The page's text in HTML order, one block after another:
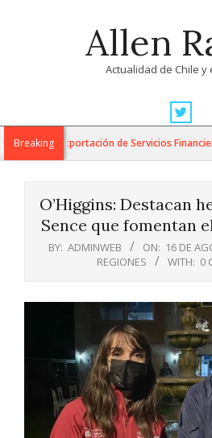
Allen
Actualidad de Chile y
Navigation
MenuBreaking
para la Exportación de Servicios
O’Higgins: Destacan
Sence que fomentan
BY: ADMINWEB ON: 16 DE
REGIONES
WITH: 0